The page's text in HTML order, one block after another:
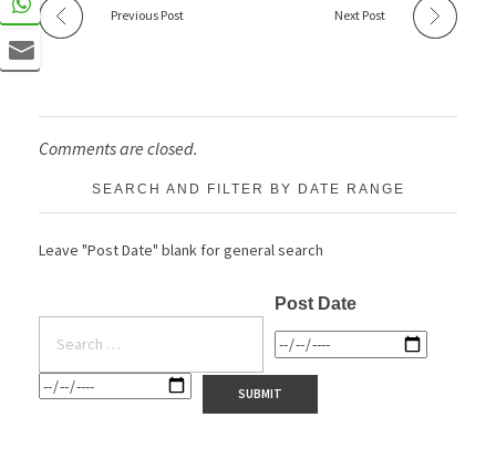
Previous Post Next Post
Comments are closed.
SEARCH AND FILTER BY DATE RANGE
Leave "Post Date" blank for general search
Post Date